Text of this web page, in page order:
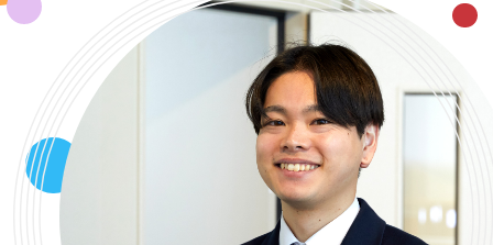
BUSINESS